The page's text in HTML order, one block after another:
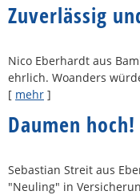
Zuverlässig
Nico Eberhardt aus
ehrlich. Woanders
[ mehr ]
Daumen hoch!
Sebastian Streit aus
"Neuling" in